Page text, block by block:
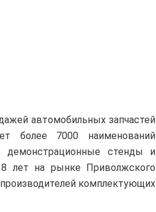
автомобильных запчастей
более 7000 наименований
демонстрационные стенды и
лет на рынке Приволжского
комплектующих